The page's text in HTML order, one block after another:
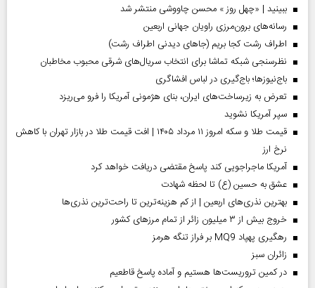
ببینید | «چهل روز » محسن چاووشی منتشر شد
رسانه‌های برون‌مرزی راویان جهانی اربعین
اطراف رشت کجا بریم (جاهای دیدنی اطراف رشت)
نظرسنجی شبکه تماشا برای انتخاب سریال‌های شرقی محبوب مخاطبان
باج‌نیوزها؛ باج‌گیری در لباس افشاگری
تعرض به زیرساخت‌های ایران، بنای هژمونی آمریکا را فرو می‌ریزد
سپر آمریکا نشوید
قیمت طلا و سکه امروز ۱۱ مرداد ۱۴۰۵ | افت قیمت طلا در بازار تهران با کاهش
نرخ ارز
آمریکا ماجراجویی کند پاسخ مقتضی دریافت خواهد کرد
عشق به حسین (ع) تا لحظه شهادت
بهترین نذری‌های اربعین | از کم هزینه‌ترین تا راحت‌ترین نذری‌ها
خروج بیش از ۳ میلیون زائر از تمام مرز‌های کشور
رهگیری پهپاد MQ9 بر فراز تنگه هرمز
‌زائران سبز
در کمین تروریست‌ها هستیم و آماده پاسخ قاطعیم